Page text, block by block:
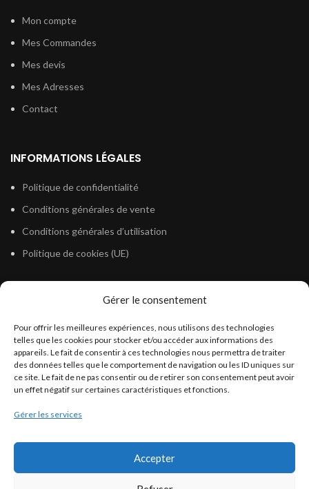
Gérer le consentement
Pour offrir les meilleures expériences, nous utilisons des technologies
telles que les cookies pour stocker et/ou accéder aux informations des
appareils. Le fait de consentir à ces technologies nous permettra de traiter
des données telles que le comportement de navigation ou les ID uniques sur
ce site. Le fait de ne pas consentir ou de retirer son consentement peut avoir
un effet négatif sur certaines caractéristiques et fonctions.
Gérer les services
Accepter
Mon compte
Mes Commandes
Mes devis
Mes Adresses
Contact
INFORMATIONS LÉGALES
Politique de confidentialité
Conditions générales de vente
Conditions générales d’utilisation
Politique de cookies (UE)
Législation Gasoil Fioul GNR
Législation Essence
Législation Adblue
Législation Eau
Législation Lubrifiant
Législation Phytosanitaire